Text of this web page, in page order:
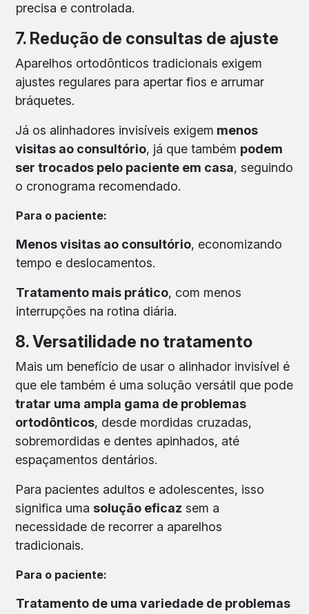
precisa e controlada.
7. Redução de consultas de ajuste
Aparelhos ortodônticos tradicionais exigem
ajustes regulares para apertar fios e arrumar
bráquetes.
Já os alinhadores invisíveis exigem menos
visitas ao consultório, já que também podem
ser trocados pelo paciente em casa, seguindo
o cronograma recomendado.
Para o paciente:
Menos visitas ao consultório, economizando
tempo e deslocamentos.
Tratamento mais prático, com menos
interrupções na rotina diária.
8. Versatilidade no tratamento
Mais um benefício de usar o alinhador invisível é
que ele também é uma solução versátil que pode
tratar uma ampla gama de problemas
ortodônticos, desde mordidas cruzadas,
sobremordidas e dentes apinhados, até
espaçamentos dentários.
Para pacientes adultos e adolescentes, isso
significa uma solução eficaz sem a
necessidade de recorrer a aparelhos
tradicionais.
Para o paciente:
Tratamento de uma variedade de problemas